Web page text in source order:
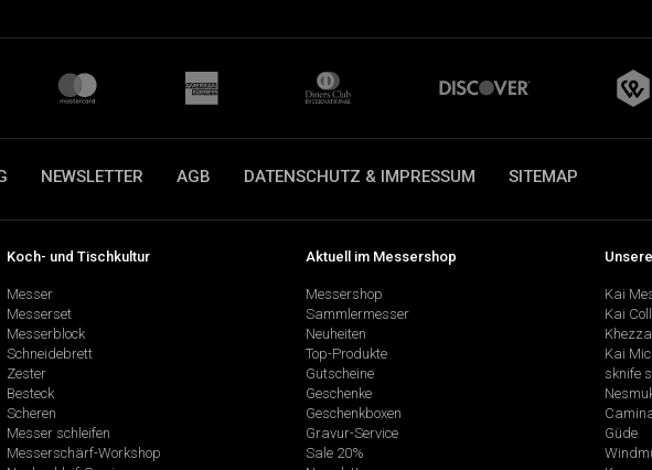
NEWSLETTER AGB DATENSCHUTZ & IMPRESSUM SITEMAP
Koch- und Tischkultur
Messer
Messerset
Messerblock
Schneidebrett
Zester
Besteck
Scheren
Messer schleifen
Messerschärf-Workshop
Aktuell im Messershop
Messershop
Sammlermesser
Neuheiten
Top-Produkte
Gutscheine
Geschenke
Geschenkboxen
Gravur-Service
Sale 20%
Kai
Kai
Kai
sknife
Güde